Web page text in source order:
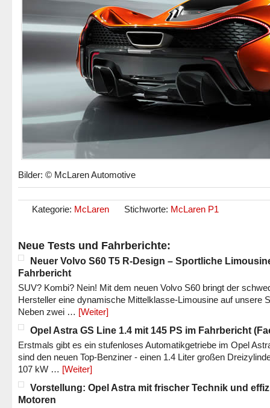
Bilder: © McLaren Automotive
Kategorie: McLaren Stichworte: McLaren P1
Neue Tests und Fahrberichte:
Neuer Volvo S60 T5 R-Design – Sportliche
Fahrbericht
SUV? Kombi? Nein! Mit dem neuen Volvo S60 bringt der
Hersteller eine dynamische Mittelklasse-Limousine auf unsere
Neben zwei … [Weiter]
Opel Astra GS Line 1.4 mit 145 PS im Fahrbericht
Erstmals gibt es ein stufenloses Automatikgetriebe im Opel
sind den neuen Top-Benziner - einen 1.4 Liter großen
107 kW … [Weiter]
Vorstellung: Opel Astra mit frischer Technik und
Motoren